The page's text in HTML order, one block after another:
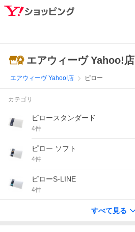
エアウィーヴ Yahoo!店
エアウィーヴ Yahoo!店 ピロー
カテゴリ
ピロースタンダード
4件
ピロー ソフト
4件
ピローS-LINE
4件
すべて見る